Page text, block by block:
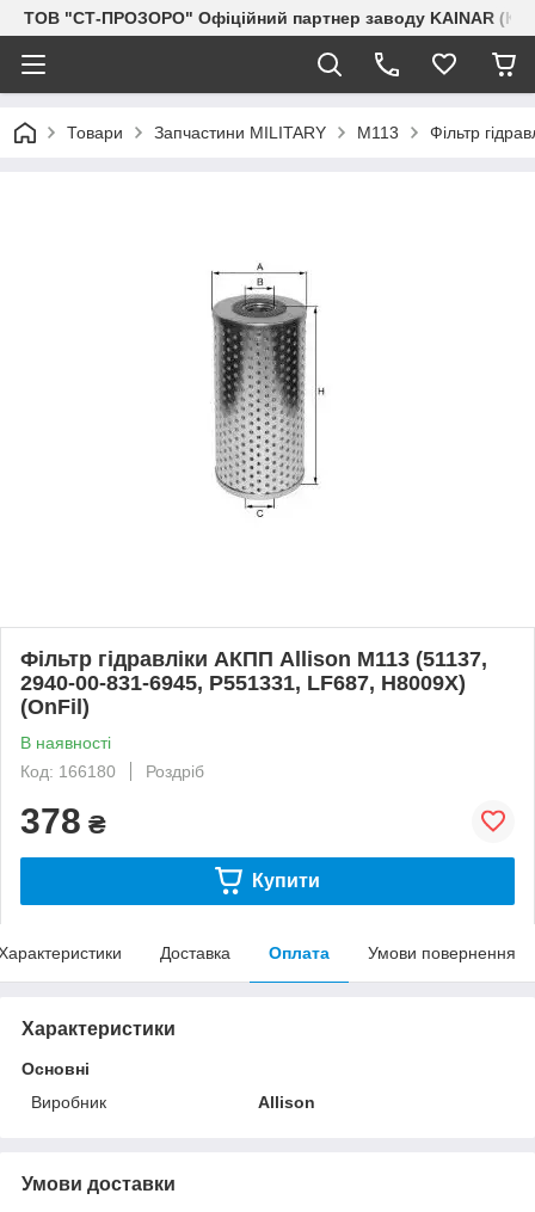
ТОВ "СТ-ПРОЗОРО" Офіційний партнер заводу KAINAR
Товари Запчастини MILITARY M113 Фільтр
Фільтр гідравліки АКПП Allison М113 (51137,
2940-00-831-6945, P551331, LF687, H8009X)
(OnFil)
В наявності
Код: 166180
Роздріб
378 ₴
Купити
Доставка Оплата Умови повернення
Характеристики
Основні
Виробник
Allison
Умови доставки